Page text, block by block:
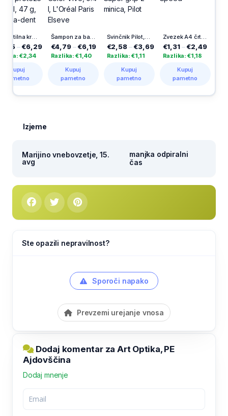
Pričvrstilna krema za zobne proteze Neutral, 47 g, Blend-a-dent Šampon za barvane lase Color Vive, 0.4 l, L'Oréal Paris Elseve
€4,79 –€6,19
Razlika: €1,40
pametno
Svinčnik Pilot, tehnični, Super grip z minica, Pilot
€2,58 –€3,69
Razlika: €1,11
pametno
Zvezek A4 črtni, Target Speed
€1,31 €2,49
Razlika: €1,18
pametno
€2,62
Razlika:
Izjeme
Marijino vnebovzetje, 15.
avg
manjka odpiralni
čas
Ste opazili nepravilnost?
Sporoči napako
Prevzemi urejanje vnosa
Dodaj komentar za Art Optika, PE
Ajdovščina
Dodaj mnenje